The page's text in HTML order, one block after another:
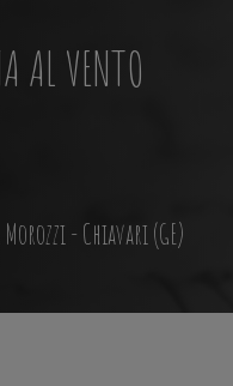
AL VENTO
- Chiavari (GE)